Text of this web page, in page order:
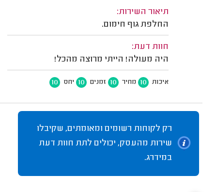
תיאור השירות:
החלפת גוף חימום.
חוות דעת:
היה מעולה! הייתי מרוצה מהכל!
איכות 10 מחיר 10 זמנים 10 יחס 10
רק לקוחות רשומים ומאומתים, שקיבלו
שירות מהעסק, יכולים לתת חוות דעת
במידרג.